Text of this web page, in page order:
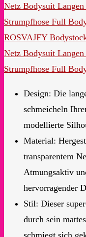
ROSVAJFY
Netz Bodysuit
Strumpfhose Full
Design: Die
schmeicheln
modellierte
Material:
transparentem
Atmungsaktiv
hervorragender
Stil: Dieser
durch sein
schmiegt sich